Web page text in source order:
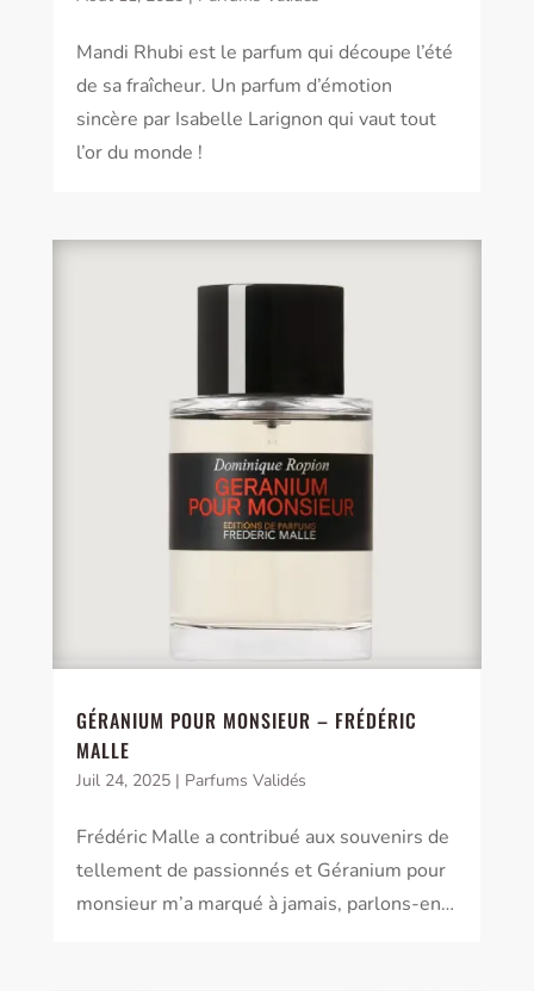
Mandi Rhubi est le parfum qui découpe l’été
de sa fraîcheur. Un parfum d’émotion
sincère par Isabelle Larignon qui vaut tout
l’or du monde !
GÉRANIUM POUR MONSIEUR – FRÉDÉRIC
MALLE
Juil 24, 2025| Parfums Validés
Frédéric Malle a contribué aux souvenirs de
tellement de passionnés et Géranium pour
monsieur m’a marqué à jamais, parlons-en…